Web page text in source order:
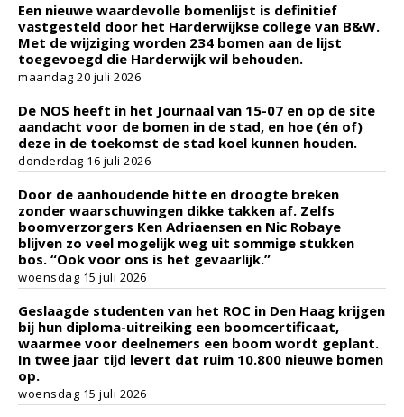
Een nieuwe waardevolle bomenlijst is definitief
vastgesteld door het Harderwijkse college van B&W.
Met de wijziging worden 234 bomen aan de lijst
toegevoegd die Harderwijk wil behouden.
maandag 20 juli 2026
De NOS heeft in het Journaal van 15-07 en op de site
aandacht voor de bomen in de stad, en hoe (én of)
deze in de toekomst de stad koel kunnen houden.
donderdag 16 juli 2026
Door de aanhoudende hitte en droogte breken
zonder waarschuwingen dikke takken af. Zelfs
boomverzorgers Ken Adriaensen en Nic Robaye
blijven zo veel mogelijk weg uit sommige stukken
bos. “Ook voor ons is het gevaarlijk.”
woensdag 15 juli 2026
Geslaagde studenten van het ROC in Den Haag krijgen
bij hun diploma-uitreiking een boomcertificaat,
waarmee voor deelnemers een boom wordt geplant.
In twee jaar tijd levert dat ruim 10.800 nieuwe bomen
op.
woensdag 15 juli 2026